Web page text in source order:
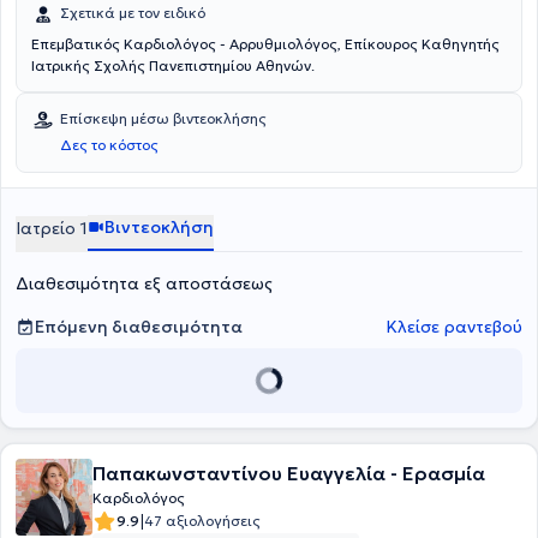
Σχετικά με τον ειδικό
Επεμβατικός Καρδιολόγος - Αρρυθμιολόγος, Επίκoυρος Καθηγητής
Ιατρικής Σχολής Πανεπιστημίου Αθηνών.
Επίσκεψη μέσω βιντεοκλήσης
Δες το κόστος
Ιατρείο 1 Βιντεοκλήση
Διαθεσιμότητα εξ αποστάσεως
Επόμενη διαθεσιμότητα
Κλείσε ραντεβού
Παπακωνσταντίνου Ευαγγελία - Ερασμία
Καρδιολόγος
9.9|47 αξιολογήσεις